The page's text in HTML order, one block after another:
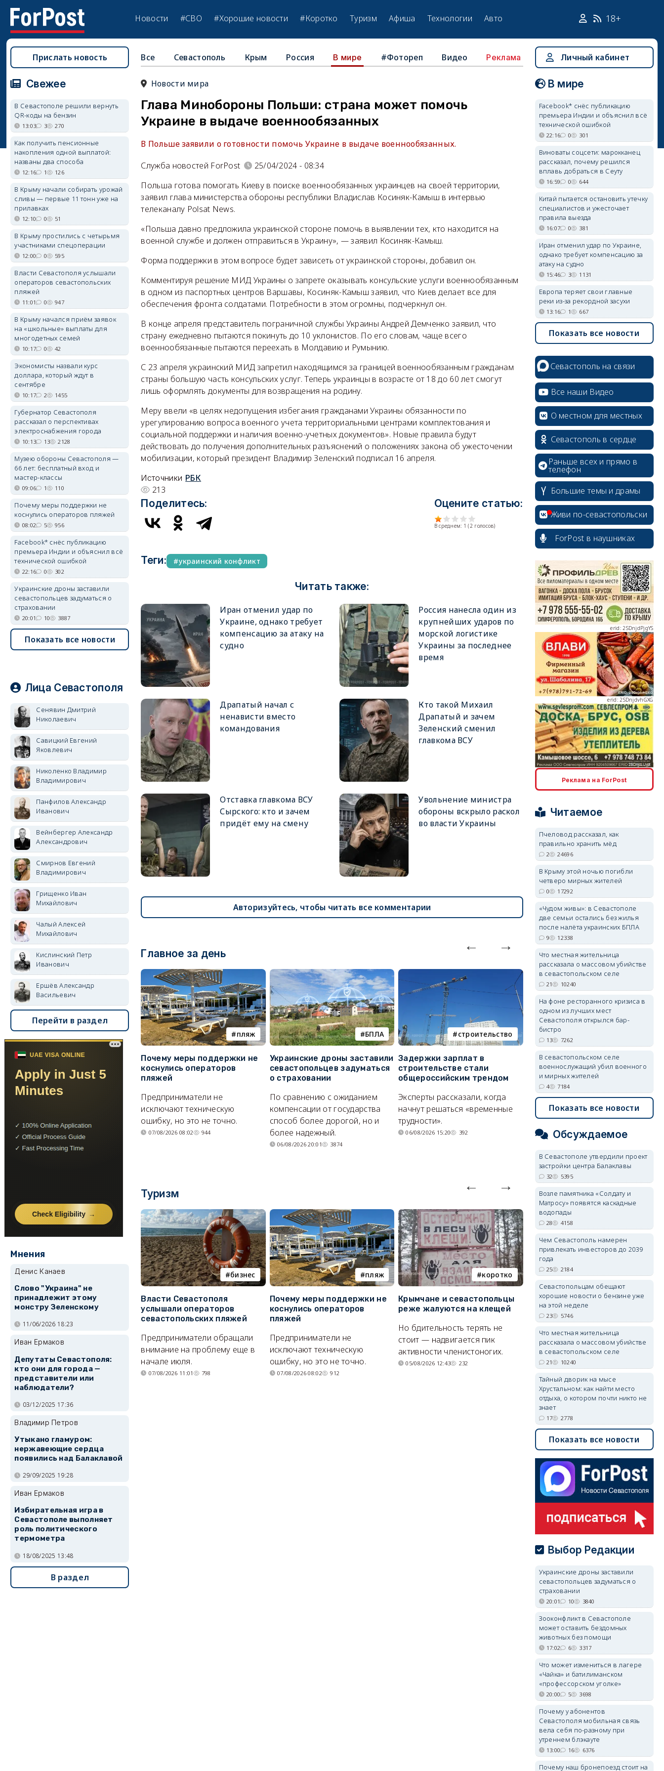
Новости #СВО #Хорошие новости #Коротко Туризм Афиша Технологии Авто 18+
Все Севастополь Крым Россия В мире #Фотореп Видео Реклама
Новости мира
Глава Минобороны Польши: страна может помочь
Украине в выдаче военнообязанных
В Польше заявили о готовности помочь Украине в выдаче военнообязанных.
Служба новостей ForPost
25/04/2024 - 08:34
Польша готова помогать Киеву в поиске военнообязанных украинцев на своей территории,
заявил глава министерства обороны республики Владислав Косиняк-Камыш в интервью
телеканалу Polsat News.
«Польша давно предложила украинской стороне помочь в выявлении тех, кто находится на
военной службе и должен отправиться в Украину», — заявил Косиняк-Камыш.
Форма поддержки в этом вопросе будет зависеть от украинской стороны, добавил он.
Комментируя решение МИД Украины о запрете оказывать консульские услуги военнообязанным
в одном из паспортных центров Варшавы, Косиняк-Камыш заявил, что Киев делает все для
обеспечения фронта солдатами. Потребности в этом огромны, подчеркнул он.
В конце апреля представитель пограничной службы Украины Андрей Демченко заявил, что
страну ежедневно пытаются покинуть до 10 уклонистов. По его словам, чаще всего
военнообязанные пытаются переехать в Молдавию и Румынию.
С 23 апреля украинский МИД запретил находящимся за границей военнообязанным гражданам
страны большую часть консульских услуг. Теперь украинцы в возрасте от 18 до 60 лет смогут
лишь оформлять документы для возвращения на родину.
Меру ввели «в целях недопущения избегания гражданами Украины обязанности по
урегулированию вопроса военного учета территориальными центрами комплектования и
социальной поддержки и наличия военно-учетных документов». Новые правила будут
действовать до получения дополнительных разъяснений о положениях закона об ужесточении
мобилизации, который президент Владимир Зеленский подписал 16 апреля.
Источники РБК
213
Поделитесь: Оцените статью:
В среднем: 1 (2 голосов)
Теги: украинский конфликт
Читать также:
Иран отменил удар по
Украине, однако требует
компенсацию за атаку на
судно
Россия нанесла один из
крупнейших ударов по
морской логистике
Украины за последнее
время
Драпатый начал с
ненависти вместо
командования
Кто такой Михаил
Драпатый и зачем
Зеленский сменил
главкома ВСУ
Отставка главкома ВСУ
Сырского: кто и зачем
придёт ему на смену
Увольнение министра
обороны вскрыло раскол
во власти Украины
Авторизуйтесь, чтобы читать все комментарии
Главное за день
пляж
Почему меры поддержки не
коснулись операторов
пляжей
Предприниматели не
исключают техническую
ошибку, но это не точно.
07/08/2026 08:02 944
БПЛА
Украинские дроны заставили
севастопольцев задуматься
о страховании
По сравнению с ожиданием
компенсации от государства
способ более дорогой, но и
более надежный.
06/08/2026 20:01 3874
строительство
Задержки зарплат в
строительстве стали
общероссийским трендом
Эксперты рассказали, когда
начнут решаться «временные
трудности».
06/08/2026 15:20 392
Тайный дворик на мысе
Хрустальном: как найти
место отдыха, о котором
почти никто не знает
Под стенами Галереи искусств
прячутся руины храма,
гравийный сад и семейные
качели.
06/08/2026 15:00 2778
Туризм
бизнес
Власти Севастополя
услышали операторов
севастопольских пляжей
Предприниматели обращали
внимание на проблему еще в
начале июля.
07/08/2026 11:01 798
пляж
Почему меры поддержки не
коснулись операторов
пляжей
Предприниматели не
исключают техническую
ошибку, но это не точно.
07/08/2026 08:02 912
коротко
Крымчане и севастопольцы
реже жалуются на клещей
Но бдительность терять не
стоит — надвигается пик
активности членистоногих.
05/08/2026 12:43 232
Балаклава
В Севастополе утвердили
проект застройки центра
Балаклавы
Там появится туристический
квартал с отелями и
парковками.
Прислать новость
Свежее
В Севастополе решили вернуть
QR-коды на бензин
13:03 3 270
Как получить пенсионные
накопления одной выплатой:
названы два способа
12:16 1 126
В Крыму начали собирать урожай
сливы — первые 11 тонн уже на
прилавках
12:10 0 51
В Крыму простились с четырьмя
участниками спецоперации
12:00 0 595
Власти Севастополя услышали
операторов севастопольских
пляжей
11:01 0 947
В Крыму начался приём заявок
на «школьные» выплаты для
многодетных семей
10:17 0 42
Экономисты назвали курс
доллара, который ждут в
сентябре
10:17 2 1455
Губернатор Севастополя
рассказал о перспективах
электроснабжения города
10:13 13 2128
Музею обороны Севастополя —
66 лет: бесплатный вход и
мастер-классы
09:06 1 110
Почему меры поддержки не
коснулись операторов пляжей
08:02 5 956
Facebook* снёс публикацию
премьера Индии и объяснил всё
технической ошибкой
22:16 0 302
Украинские дроны заставили
севастопольцев задуматься о
страховании
20:01 10 3887
Показать все новости
Лица Севастополя
Сенявин Дмитрий
Николаевич
Савицкий Евгений
Яковлевич
Николенко Владимир
Владимирович
Панфилов Александр
Иванович
Вейнбергер Александр
Александрович
Смирнов Евгений
Владимирович
Грищенко Иван
Михайлович
Чалый Алексей
Михайлович
Кислинский Петр
Иванович
Ершёв Александр
Васильевич
Перейти в раздел
Мнения
Денис Канаев
Слово "Украина" не
принадлежит этому
монстру Зеленскому
11/06/2026 18:23
Иван Ермаков
Депутаты Севастополя:
кто они для города —
представители или
наблюдатели?
03/12/2025 17:36
Владимир Петров
Утыкано гламуром:
нержавеющие сердца
появились над Балаклавой
29/09/2025 19:28
Иван Ермаков
Избирательная игра в
Севастополе выполняет
роль политического
термометра
18/08/2025 13:48
В раздел
Личный кабинет
В мире
Facebook* снёс публикацию
премьера Индии и объяснил всё
технической ошибкой
22:16 0 301
Виноваты соцсети: марокканец
рассказал, почему решился
вплавь добраться в Сеуту
16:59 0 644
Китай пытается остановить утечку
специалистов и ужесточает
правила выезда
16:07 0 381
Иран отменил удар по Украине,
однако требует компенсацию за
атаку на судно
15:46 3 1131
Европа теряет свои главные
реки из-за рекордной засухи
13:16 1 667
Показать все новости
Севастополь на связи
Все наши Видео
О местном для местных
Севастополь в сердце
Раньше всех и прямо в
телефон
Большие темы и драмы
Живи по-севастопольски
ForPost в наушниках
erid: 2SDnjdPjgYS
erid: 2SDnjdvhGXG
erid: 2SDnjcLUypt
erid: 2SDnjcrDNw6
Реклама на ForPost
Читаемое
Пчеловод рассказал, как
правильно хранить мёд
2 24696
В Крыму этой ночью погибли
четверо мирных жителей
0 17292
«Чудом живы»: в Севастополе
две семьи остались без жилья
после налёта украинских БПЛА
9 12338
Что местная жительница
рассказала о массовом убийстве
в севастопольском селе
21 10240
На фоне ресторанного кризиса в
одном из лучших мест
Севастополя открылся бар-
бистро
13 7262
В севастопольском селе
военнослужащий убил военного
и мирных жителей
4 7184
Показать все новости
Обсуждаемое
В Севастополе утвердили проект
застройки центра Балаклавы
32 5395
Возле памятника «Солдату и
Матросу» появятся каскадные
водопады
28 4158
Чем Севастополь намерен
привлекать инвесторов до 2039
года
25 2184
Севастопольцам обещают
хорошие новости о бензине уже
на этой неделе
23 5746
Что местная жительница
рассказала о массовом убийстве
в севастопольском селе
21 10240
Тайный дворик на мысе
Хрустальном: как найти место
отдыха, о котором почти никто не
знает
17 2778
Показать все новости
Выбор Редакции
Украинские дроны заставили
севастопольцев задуматься о
страховании
20:01 10 3840
Зооконфликт в Севастополе
может оставить бездомных
животных без помощи
17:02 6 3317
Что может измениться в лагере
«Чайка» и батилиманском
«профессорском уголке»
20:00 5 3698
Почему у абонентов
Севастополя мобильная связь
вела себя по-разному при
утреннем блэкауте
13:00 16 6376
Почему наш бронепоезд стоит на